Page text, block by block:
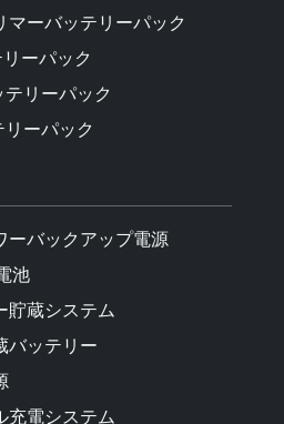
マーバッテリーパック
ーパック
リーパック
ーパック
ーバックアップ電源
池
貯蔵システム
バッテリー
充電システム